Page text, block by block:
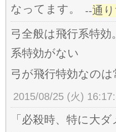
なってます。 --通
弓全般は飛行系特
系特効がない
弓が飛行特効なの
2015/08/25 (火)
「必殺時、特に大